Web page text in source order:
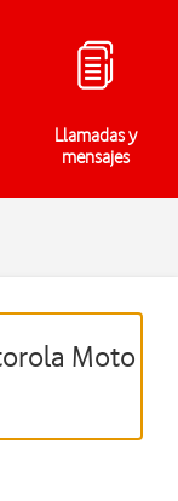
Llamadas y
mensajes
Moto